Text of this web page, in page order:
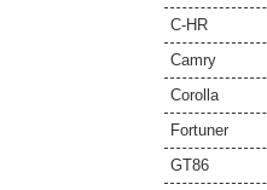
C-HR
Camry
Corolla
Fortuner
GT86